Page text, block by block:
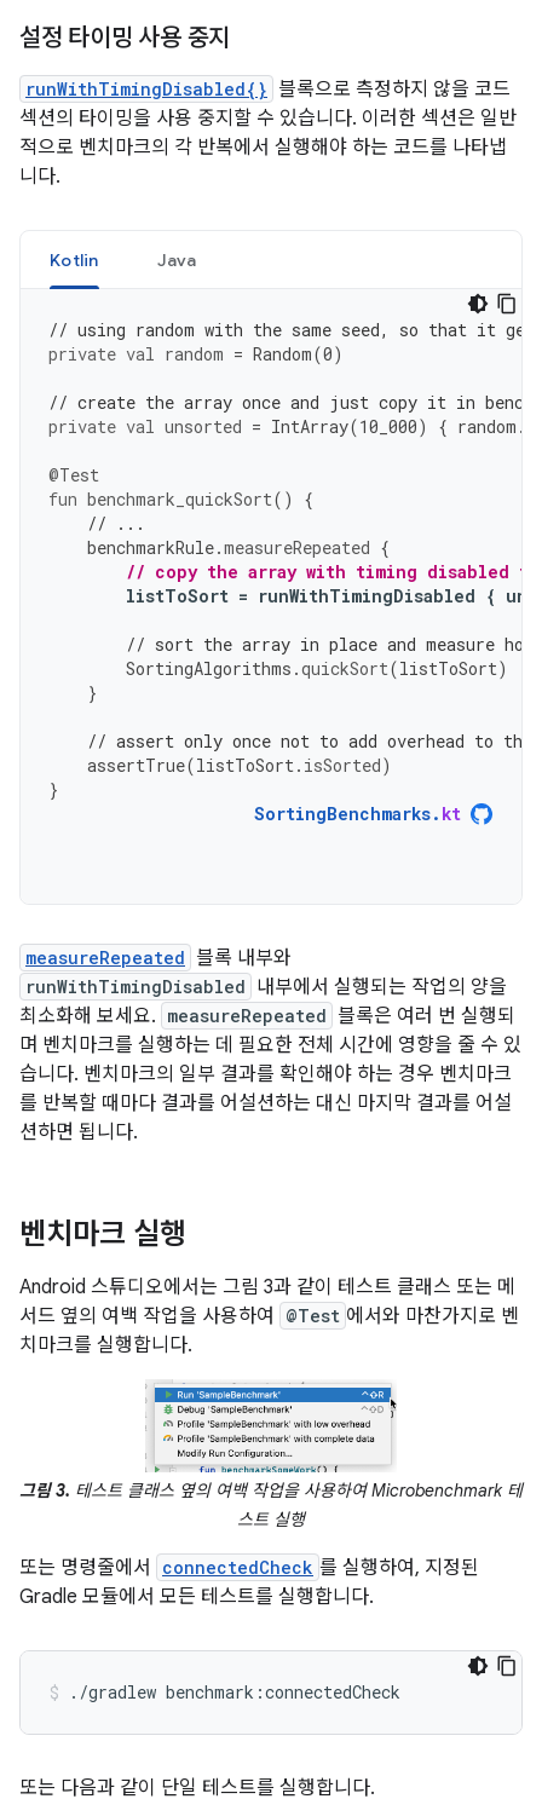
설정 타이밍 사용 중지
runWithTimingDisabled{} 블록으로 측정하지 않을 코드
섹션의 타이밍을 사용 중지할 수 있습니다. 이러한 섹션은 일반
적으로 벤치마크의 각 반복에서 실행해야 하는 코드를 나타냅
니다.
Kotlin Java
// using random with the same seed, so that it
private val random = Random(0)
// create the array once and just copy it in
private val unsorted = IntArray(10 _000) { random .
@Test
fun benchmark_quickSort()
{
// ...
benchmarkRule.measureRepeated {
// copy the array with timing disabled
listToSort = runWithTimingDisabled {
// sort the array in place and measure
SortingAlgorithms .quickSort(listToSort)
}
// assert only once not to add overhead to the
assertTrue(listToSort. isSorted)
}
SortingBenchmarks. kt
measureRepeated 블록 내부와
runWithTimingDisabled 내부에서 실행되는 작업의 양을
최소화해 보세요. measureRepeated 블록은 여러 번 실행되
며 벤치마크를 실행하는 데 필요한 전체 시간에 영향을 줄 수 있
습니다. 벤치마크의 일부 결과를 확인해야 하는 경우 벤치마크
를 반복할 때마다 결과를 어설션하는 대신 마지막 결과를 어설
션하면 됩니다.
벤치마크 실행
Android 스튜디오에서는 그림 3과 같이 테스트 클래스 또는 메
서드 옆의 여백 작업을 사용하여
@Test 에서와 마찬가지로 벤
치마크를 실행합니다.
그림 3. 테스트 클래스 옆의 여백 작업을 사용하여 Microbenchmark 테
스트 실행
또는 명령줄에서 connectedCheck 를 실행하여, 지정된
Gradle 모듈에서 모든 테스트를 실행합니다.
./gradlew benchmark:connectedCheck
또는 다음과 같이 단일 테스트를 실행합니다.